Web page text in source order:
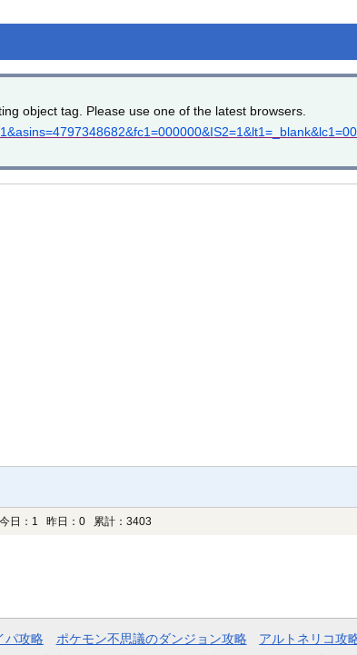
object tag. Please use one of the latest browsers.
今日：1 昨日：0 累計：3403
パ攻略 ポケモン不思議のダンジョン攻略 アルトネリコ攻